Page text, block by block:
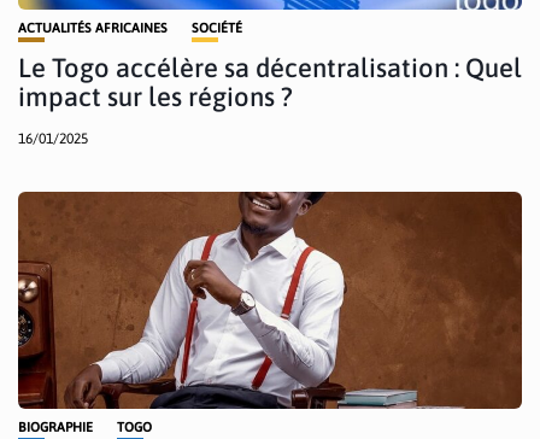
ACTUALITÉS AFRICAINES SOCIÉTÉ
Le Togo accélère sa décentralisation : Quel
impact sur les régions ?
16/01/2025
BIOGRAPHIE TOGO